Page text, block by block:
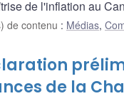
de l'inflation au
de contenu : Médias,
de la